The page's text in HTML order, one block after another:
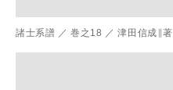
諸士系譜 ／ 巻之18 ／ 津田信成∥著